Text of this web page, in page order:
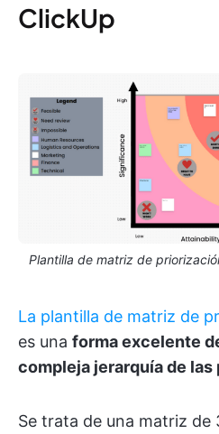
ClickUp
Plantilla de matriz de
La plantilla de matriz de
es una forma excelente
compleja jerarquía de las
Se trata de una matriz de